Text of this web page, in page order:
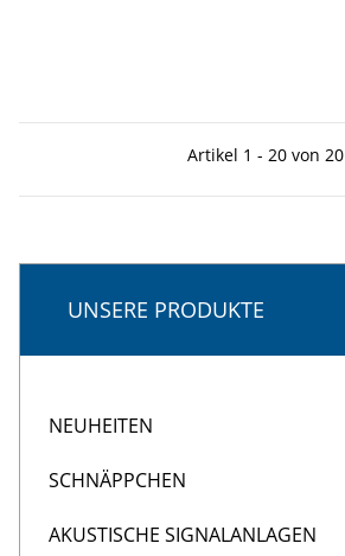
Artikel 1 - 20 von 20
UNSERE PRODUKTE
NEUHEITEN
SCHNÄPPCHEN
AKUSTISCHE SIGNALANLAGEN